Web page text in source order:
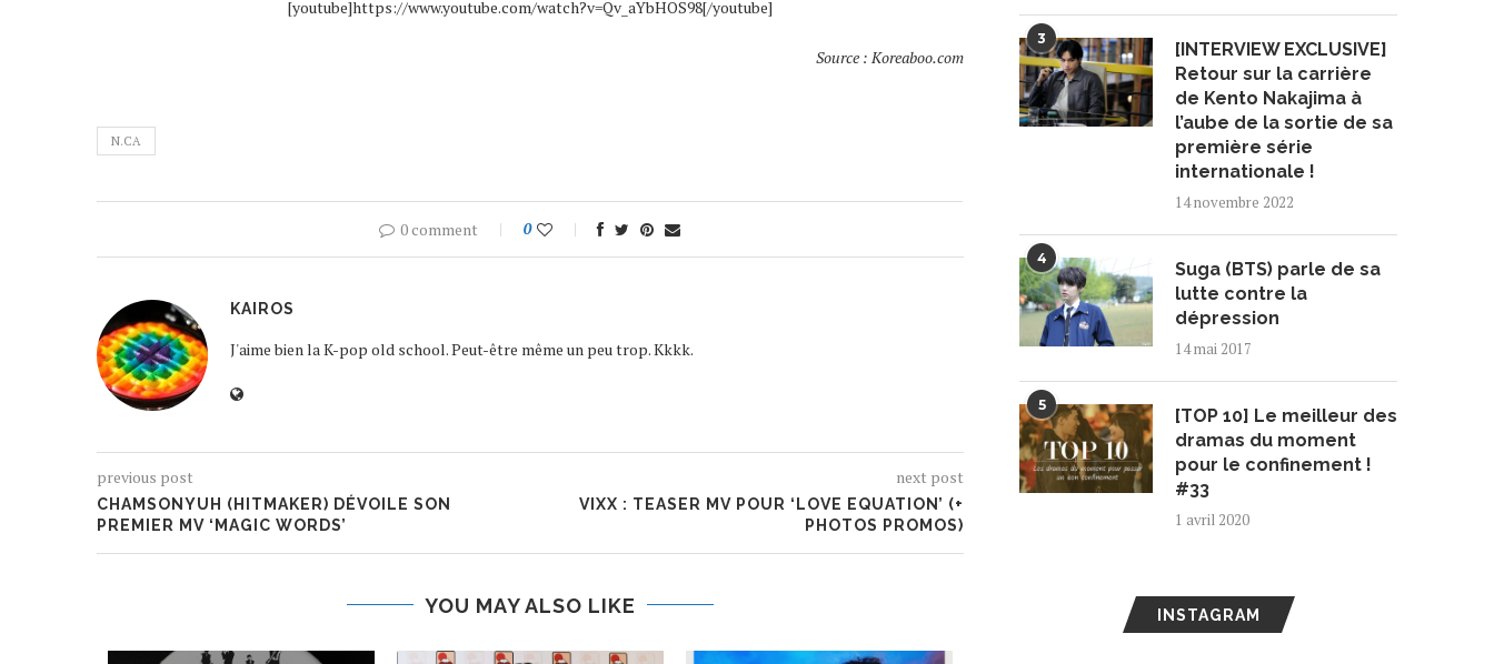
[youtube]https://www.youtube.com/watch?v=Qv_aYbHOS98[/youtube]
Source : Koreaboo.com
N.CA
0 comment 0
KAIROS
J'aime bien la K-pop old school. Peut-être même un peu trop. Kkkk.
previous post
CHAMSONYUH (HITMAKER) DÉVOILE SON
PREMIER MV ‘MAGIC WORDS’
next post
VIXX : TEASER MV POUR ‘LOVE EQUATION’ (+
PHOTOS PROMOS)
YOU MAY ALSO LIKE
3
[INTERVIEW EXCLUSIVE]
Retour sur la carrière
de Kento Nakajima à
l’aube de la sortie de sa
première série
internationale !
14 novembre 2022
4
Suga (BTS) parle de sa
lutte contre la
dépression
14 mai 2017
5
[TOP 10] Le meilleur des
dramas du moment
pour le confinement !
#33
1 avril 2020
INSTAGRAM